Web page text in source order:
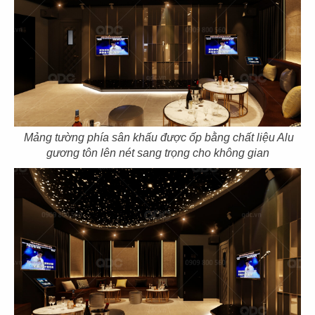
Mảng tường phía sân khấu được ốp bằng chất liệu Alu
gương tôn lên nét sang trọng cho không gian
61
ASANOHA
CN Vincom Đồng Khởi, Quận 1
62
THE STREET
CN Nguyễn Thái Học
THE STREET
CN Sương Nguyệt Ánh
64
THE STREET
CN Phan Đăng Lưu
THE STREET
66
THE STREET